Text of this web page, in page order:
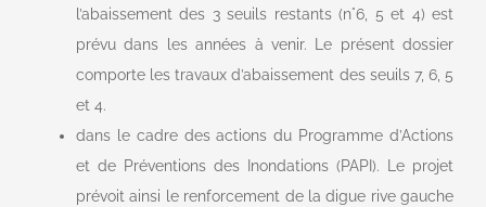
l’abaissement des 3 seuils restants (n°6, 5 et 4) est
prévu dans les années à venir. Le présent dossier
comporte les travaux d’abaissement des seuils 7, 6, 5
et 4.
dans le cadre des actions du Programme d’Actions
et de Préventions des Inondations (PAPI). Le projet
prévoit ainsi le renforcement de la digue rive gauche